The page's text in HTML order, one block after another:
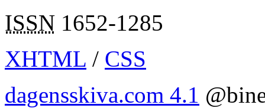
ISSN 1652-1285
XHTML / CSS
dagensskiva.com 4.1